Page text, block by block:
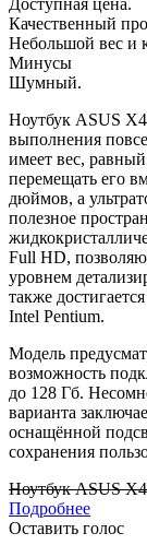
Качественный
Небольшой вес и
Минусы
Шумный.
Ноутбук ASUS
выполнения
имеет вес, равный
перемещать его
дюймов, а
полезное
Full HD,
уровнем
также
Intel Pentium.
Модель
возможность
до 128 Гб.
варианта
оснащённой
сохранения
Ноутбук ASUS
Подробнее
Оставить голос